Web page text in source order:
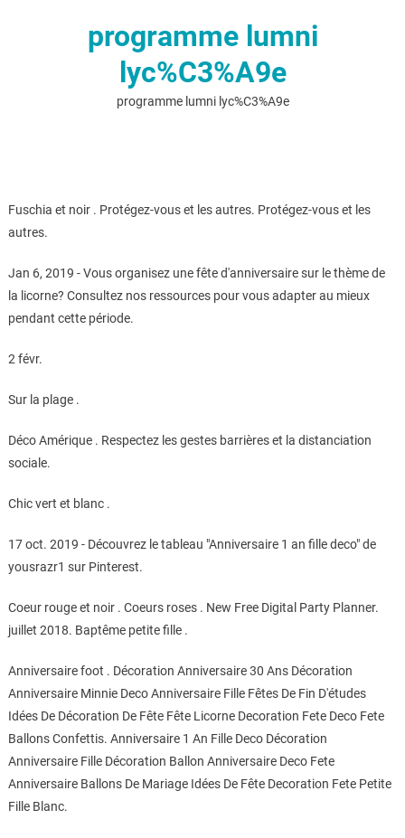
programme lumni
lyc%C3%A9e
programme lumni lyc%C3%A9e
Fuschia et noir . Protégez-vous et les autres. Protégez-vous et les
autres.
Jan 6, 2019 - Vous organisez une fête d'anniversaire sur le thème de
la licorne? Consultez nos ressources pour vous adapter au mieux
pendant cette période.
2 févr.
Sur la plage .
Déco Amérique . Respectez les gestes barrières et la distanciation
sociale.
Chic vert et blanc .
17 oct. 2019 - Découvrez le tableau "Anniversaire 1 an fille deco" de
yousrazr1 sur Pinterest.
Coeur rouge et noir . Coeurs roses . New Free Digital Party Planner.
juillet 2018. Baptême petite fille .
Anniversaire foot . Décoration Anniversaire 30 Ans Décoration
Anniversaire Minnie Deco Anniversaire Fille Fêtes De Fin D'études
Idées De Décoration De Fête Fête Licorne Decoration Fete Deco Fete
Ballons Confettis. Anniversaire 1 An Fille Deco Décoration
Anniversaire Fille Décoration Ballon Anniversaire Deco Fete
Anniversaire Ballons De Mariage Idées De Fête Decoration Fete Petite
Fille Blanc.